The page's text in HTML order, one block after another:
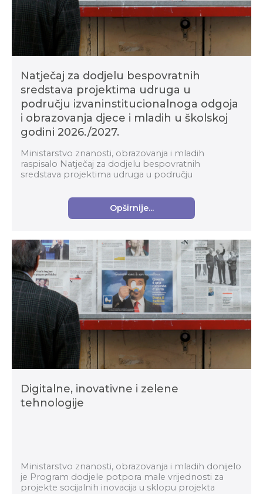
Natječaj za dodjelu bespovratnih
sredstava projektima udruga u
području izvaninstitucionalnoga odgoja
i obrazovanja djece i mladih u školskoj
godini 2026./2027.
Ministarstvo znanosti, obrazovanja i mladih
raspisalo Natječaj za dodjelu bespovratnih
sredstava projektima udruga u području
mladih u školskoj g...
Opširnije...
Digitalne, inovativne i zelene
tehnologije
Ministarstvo znanosti, obrazovanja i mladih donijelo
je Program dodjele potpora male vrijednosti za
projekte socijalnih inovacija u sklopu projekta